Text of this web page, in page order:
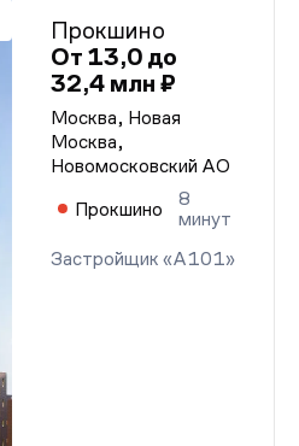
Прокшино
От 13,0 до
32,4 млн ₽
Москва, Новая
Москва,
Новомосковский АО
Прокшино
8
минут
Застройщик «А101»